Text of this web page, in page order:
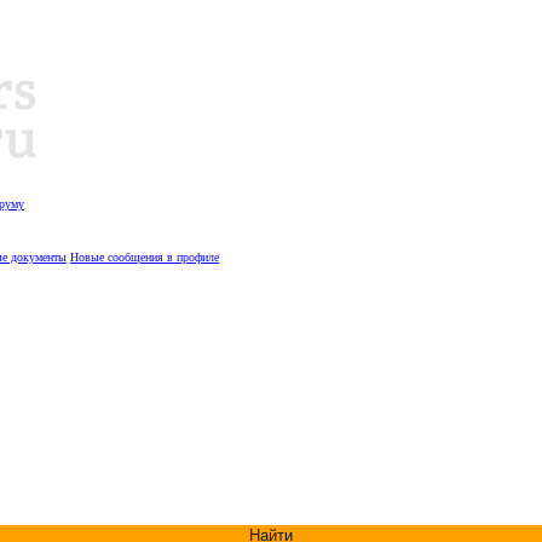
документы Новые сообщения в профиле
Найти